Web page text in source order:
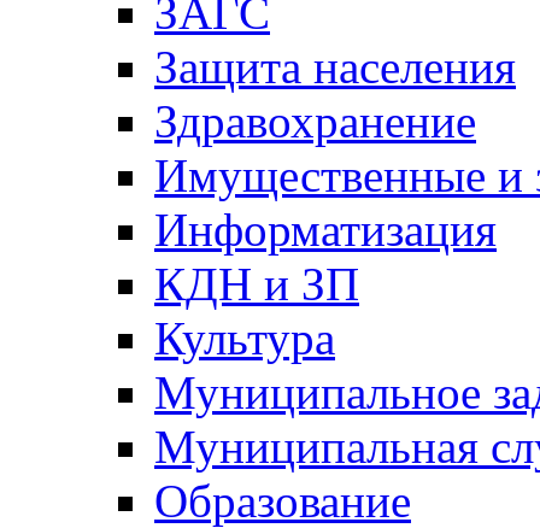
ЗАГС
Защита населения
Здравохранение
Имущественные и
Информатизация
КДН и ЗП
Культура
Муниципальное
Муниципальная
Образование